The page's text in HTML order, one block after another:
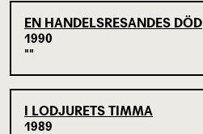
EN HANDELSRESANDES DÖD
1990
I LODJURETS TIMMA
1989